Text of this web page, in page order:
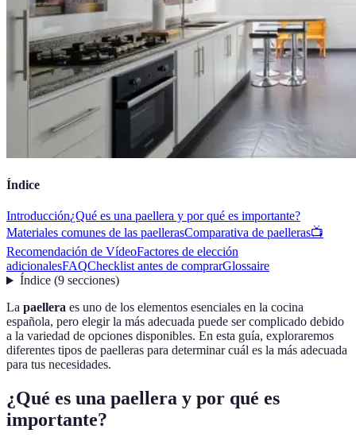
Índice
Introducción¿Qué es una paellera y por qué es importante?
Materiales comunes de las paellerasComparativa de paelleras📺
Recomendación de VídeoFactores de elección
adicionalesFAQChecklist antes de comprarGlossaire
Índice(9 secciones)
La paellera es uno de los elementos esenciales en la cocina
española, pero elegir la más adecuada puede ser complicado debido
a la variedad de opciones disponibles. En esta guía, exploraremos
diferentes tipos de paelleras para determinar cuál es la más adecuada
para tus necesidades.
¿Qué es una paellera y por qué es
importante?